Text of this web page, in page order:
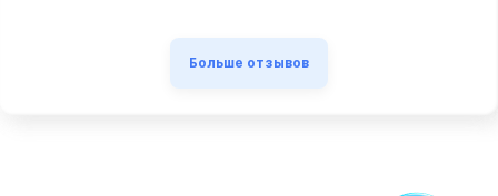
Больше отзывов